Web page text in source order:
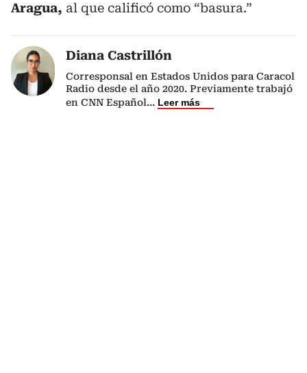
Aragua, al que calificó como “basura.”
Diana Castrillón
Corresponsal en Estados Unidos para Caracol
Radio desde el año 2020. Previamente trabajó
en CNN Español... Leer más